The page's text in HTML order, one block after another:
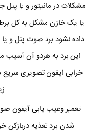
مشکلات در مانیتور و یا
یا یک خازن مشکل به کل
داده نشود برد صوت پنل و
این برد به هردو آن آسیب
خرابی ایفون تصویری سریع
تعمیر وعیب یابی آیفون
شدن برد تعذیه دربازکن